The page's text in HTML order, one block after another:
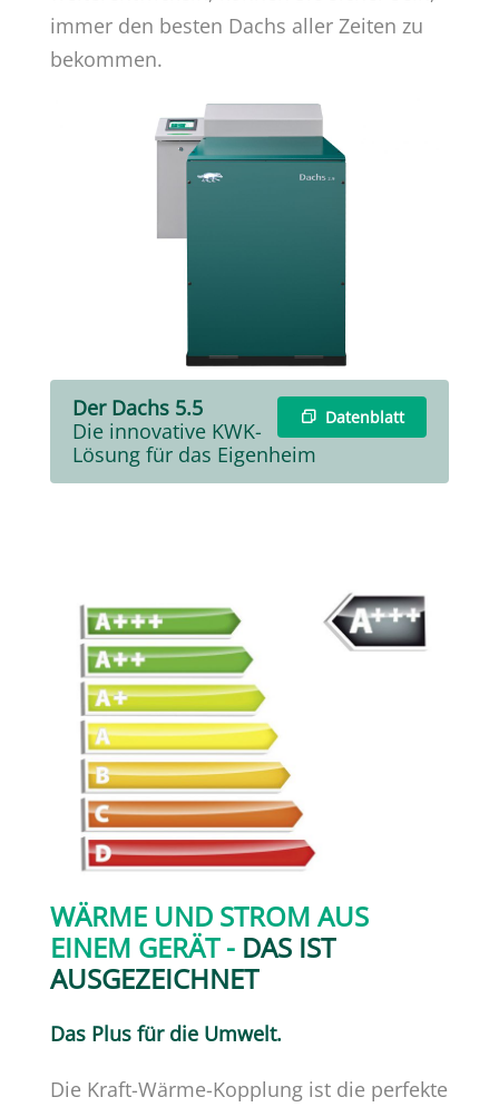
immer den besten Dachs aller Zeiten zu
bekommen.
Datenblatt
Der Dachs 5.5
Die innovative KWK-
Lösung für das Eigenheim
WÄRME UND STROM AUS
EINEM GERÄT - DAS IST
AUSGEZEICHNET
Das Plus für die Umwelt.
Die Kraft-Wärme-Kopplung ist die perfekte